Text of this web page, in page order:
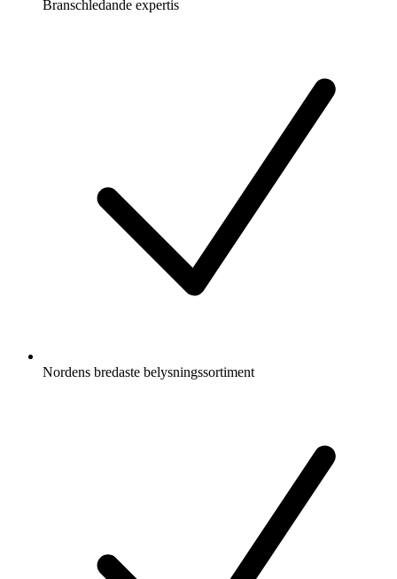
Branschledande expertis
Nordens bredaste belysningssortiment